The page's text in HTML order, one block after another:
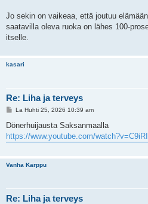
Jo sekin on vaikeaa, että joutuu
saatavilla oleva ruoka on lähes 100-
itselle.
kasari
Re: Liha ja terveys
V
e
t
La Huhti 25, 2026 10:39 am
Dönerhuijausta Saksanmaalla
https://www.youtube.com/
Vanha Karppu
Re: Liha ja terveys